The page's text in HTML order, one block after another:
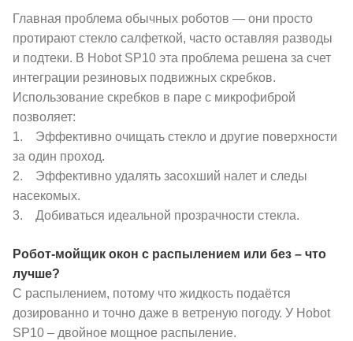
Главная проблема обычных роботов — они просто
протирают стекло салфеткой, часто оставляя разводы
и подтеки. В Hobot SP10 эта проблема решена за счет
интеграции резиновых подвижных скребков.
Использование скребков в паре с микрофиброй
позволяет:
1. Эффективно очищать стекло и другие поверхности
за один проход.
2. Эффективно удалять засохший налет и следы
насекомых.
3. Добиваться идеальной прозрачности стекла.
Робот-мойщик окон с распылением или без – что
лучше?
С распылением, потому что жидкость подаётся
дозированно и точно даже в ветреную погоду. У Hobot
SP10 – двойное мощное распыление.